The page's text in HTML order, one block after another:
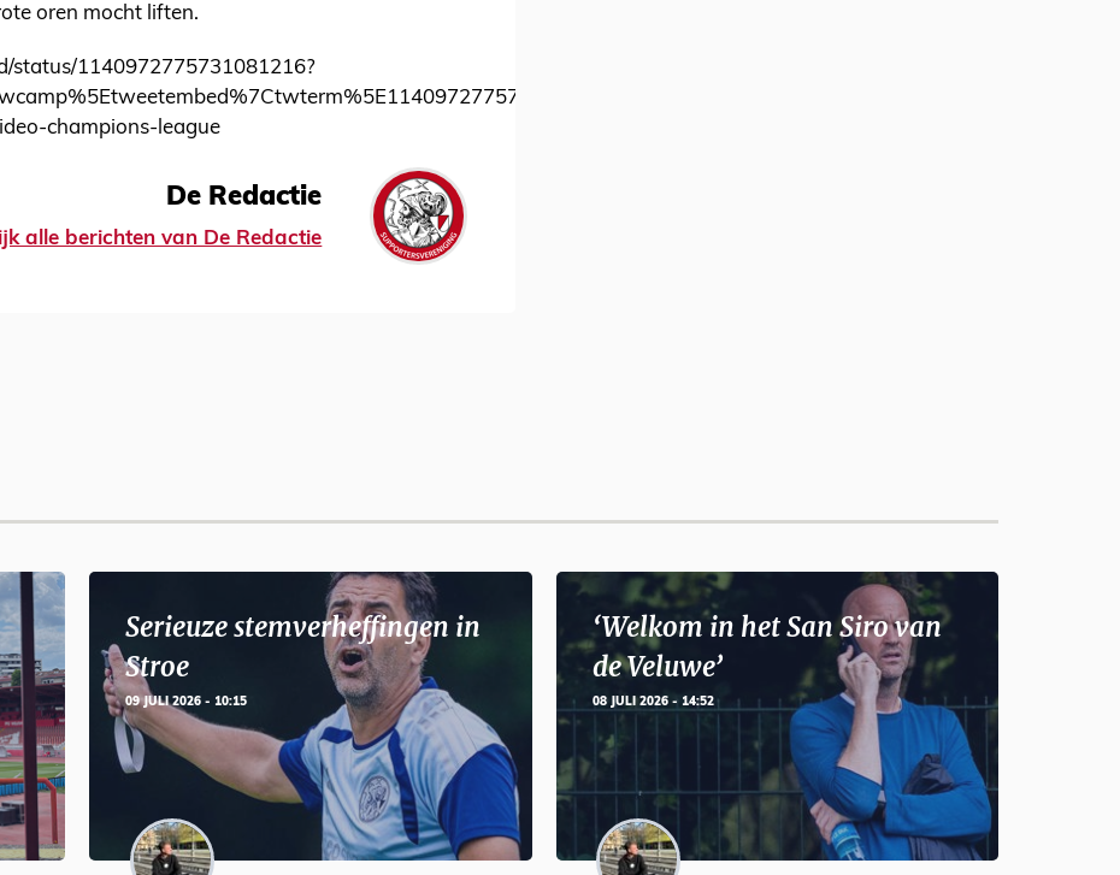
oren mocht liften.
status/1140972775731081216?
champions-league
De Redactie
alle berichten van De Redactie
Serieuze stemverheffingen in
Stroe
09 JULI 2026 - 10:15
‘Welkom in het San Siro van
de Veluwe’
08 JULI 2026 - 14:52